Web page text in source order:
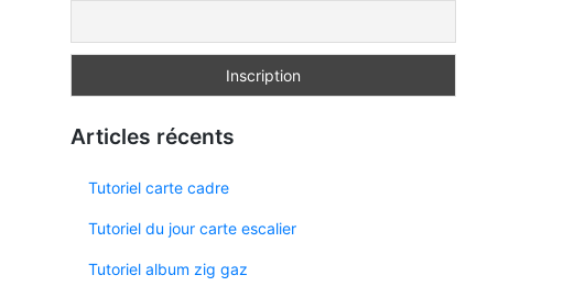
Articles récents
Tutoriel carte cadre
Tutoriel du jour carte escalier
Tutoriel album zig gaz